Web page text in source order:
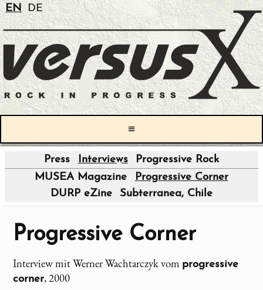
EN DE
≡
Press Interviews Progressive Rock
MUSEA Magazine
Progressive Corner
DURP eZine
Subterranea, Chile
Progressive Corner
Interview mit Werner Wachtarczyk vom progressive
corner, 2000